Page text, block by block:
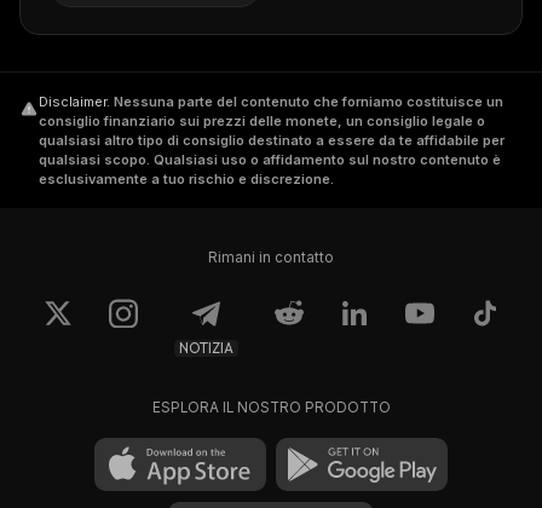
Disclaimer. Nessuna parte del contenuto che forniamo costituisce un
consiglio finanziario sui prezzi delle monete, un consiglio legale o
qualsiasi altro tipo di consiglio destinato a essere da te affidabile per
qualsiasi scopo. Qualsiasi uso o affidamento sul nostro contenuto è
esclusivamente a tuo rischio e discrezione.
Rimani in contatto
NOTIZIA
ESPLORA IL NOSTRO PRODOTTO